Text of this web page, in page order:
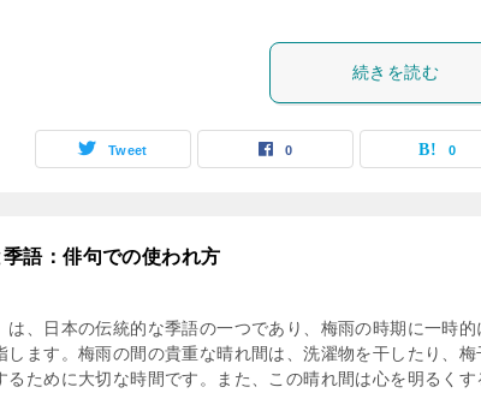
続きを読む
Tweet 0 0
語：俳句での使われ方
は、日本の伝統的な季語の一つであり、梅雨の時期に一時的
します。梅雨の間の貴重な晴れ間は、洗濯物を干したり、梅
るために大切な時間です。また、この晴れ間は心を明るくす